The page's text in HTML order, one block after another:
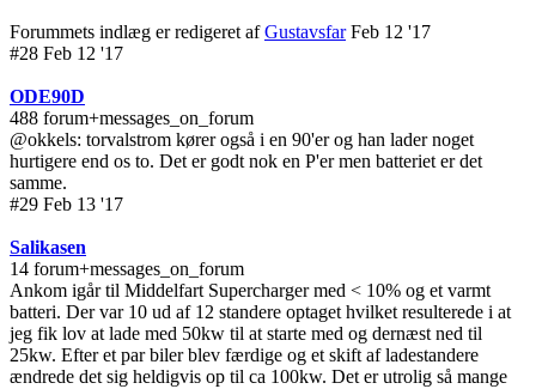
Forummets indlæg er redigeret afGustavsfarFeb 12 '17
#28 Feb 12 '17
ODE90D
488 forum+messages_on_forum
@okkels: torvalstrom kører også i en 90'er og han lader noget
hurtigere end os to. Det er godt nok en P'er men batteriet er det
samme.
#29 Feb 13 '17
Salikasen
14 forum+messages_on_forum
Ankom igår til Middelfart Supercharger med < 10% og et varmt
batteri. Der var 10 ud af 12 standere optaget hvilket resulterede i at
jeg fik lov at lade med 50kw til at starte med og dernæst ned til
25kw. Efter et par biler blev færdige og et skift af ladestandere
ændrede det sig heldigvis op til ca 100kw. Det er utrolig så mange